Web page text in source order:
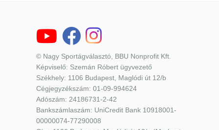
© Nagy Sportágválasztó, BBU Nonprofit Kft.
Képviselő: Szemán Róbert ügyvezető
Székhely: 1106 Budapest, Maglódi út 12/b
Cégjegyzékszám: 01-09-994624
Adószám: 24186731-2-42
Bankszámlaszám: UniCredit Bank 10918001-
00000074-77290008